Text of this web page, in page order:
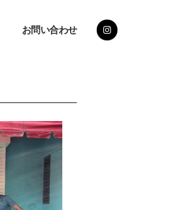
お問い合わせ